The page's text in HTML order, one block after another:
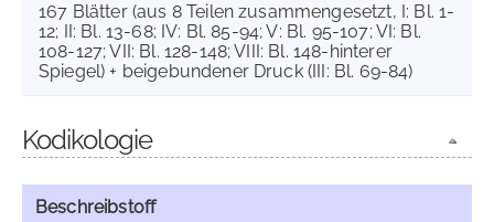
167 Blätter (aus 8 Teilen zusammengesetzt, I: Bl. 1-
12; II: Bl. 13-68; IV: Bl. 85-94; V: Bl. 95-107; VI: Bl.
108-127; VII: Bl. 128-148; VIII: Bl. 148-hinterer
Spiegel) + beigebundener Druck (III: Bl. 69-84)
Kodikologie
Beschreibstoff